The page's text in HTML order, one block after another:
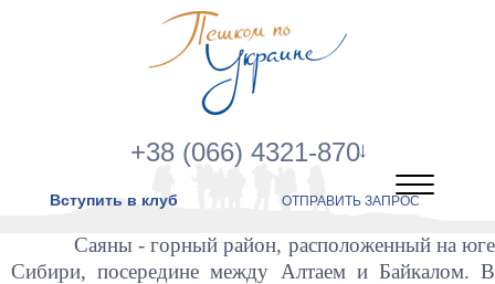
+38 (066) 4321-870
Вступить в клуб ОТПРАВИТЬ ЗАПРОС
Саяны - горный район, расположенный на юге
Сибири, посередине между Алтаем и Байкалом. В